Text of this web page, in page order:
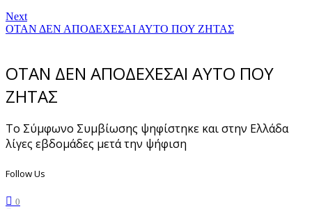
Next
ΟΤΑΝ ΔΕΝ ΑΠΟΔΕΧΕΣΑΙ ΑΥΤΟ ΠΟΥ ΖΗΤΑΣ
ΟΤΑΝ ΔΕΝ ΑΠΟΔΕΧΕΣΑΙ ΑΥΤΟ ΠΟΥ
ΖΗΤΑΣ
Το Σύμφωνο Συμβίωσης ψηφίστηκε και στην Ελλάδα
λίγες εβδομάδες μετά την ψήφιση
Follow Us
0